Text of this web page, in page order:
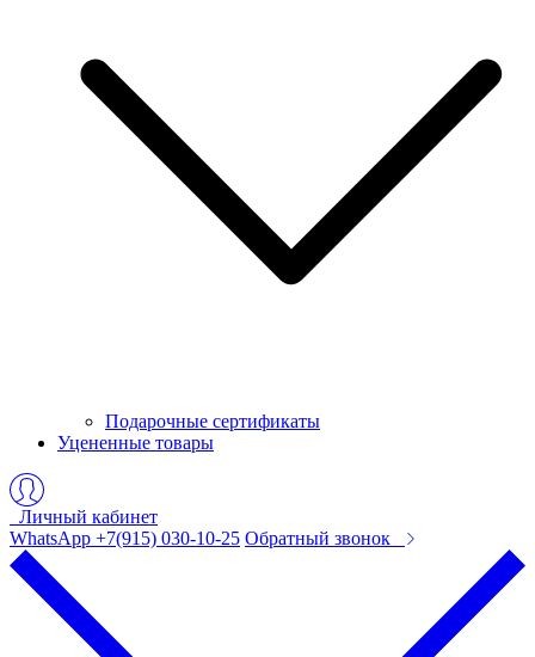
Подарочные сертификаты
Уцененные товары
Личный кабинет
WhatsApp +7(915) 030-10-25 Обратный звонок